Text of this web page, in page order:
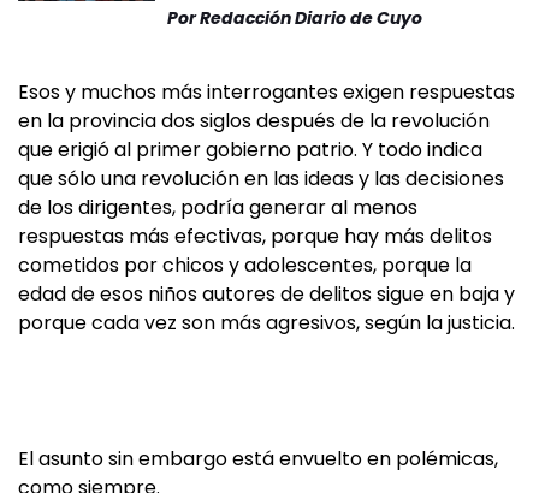
PorRedacción Diario de Cuyo
Esos y muchos más interrogantes exigen respuestas
en la provincia dos siglos después de la revolución
que erigió al primer gobierno patrio. Y todo indica
que sólo una revolución en las ideas y las decisiones
de los dirigentes, podría generar al menos
respuestas más efectivas, porque hay más delitos
cometidos por chicos y adolescentes, porque la
edad de esos niños autores de delitos sigue en baja y
porque cada vez son más agresivos, según la justicia.
El asunto sin embargo está envuelto en polémicas,